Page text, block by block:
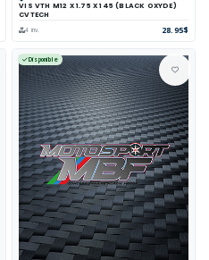
VIS VTH M12 X 1.75 X 145 (BLACK OXYDE)
CVTECH
4 inv. 28.95$
Disponible